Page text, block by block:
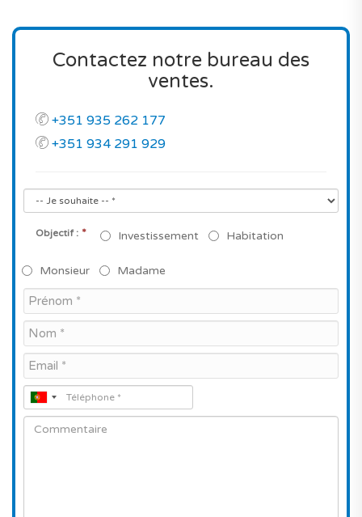
Contactez notre bureau des
ventes.
+351 935 262 177
+351 934 291 929
Objectif : * Investissement Habitation
Monsieur Madame